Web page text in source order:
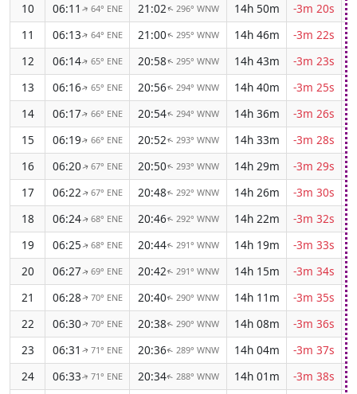
10
06:11 ↑ 64° ENE 21:02↑ 296° WNW 14h 50m
-3m 20s
11
06:13↑ 64° ENE 21:00↑ 295° WNW 14h 46m
-3m 22s
12
06:14↑ 65° ENE 20:58↑ 295° WNW 14h 43m
-3m 23s
13
06:16↑ 65° ENE 20:56↑ 294° WNW 14h 40m
-3m 25s
14
06:17↑ 66° ENE 20:54↑ 294° WNW 14h 36m
-3m 26s
15
06:19↑ 66° ENE 20:52↑ 293° WNW 14h 33m
-3m 28s
16
06:20↑ 67° ENE 20:50↑ 293° WNW 14h 29m
-3m 29s
17
06:22↑ 67° ENE 20:48↑ 292° WNW 14h 26m
-3m 30s
18
06:24↑ 68° ENE 20:46↑ 292° WNW 14h 22m
-3m 32s
19
06:25↑ 68° ENE 20:44↑ 291° WNW 14h 19m
-3m 33s
20
06:27↑ 69° ENE 20:42↑ 291° WNW 14h 15m
-3m 34s
21
06:28↑ 70° ENE 20:40↑ 290° WNW 14h 11m
-3m 35s
22
06:30↑ 70° ENE 20:38↑ 290° WNW 14h 08m
-3m 36s
23
06:31 ↑ 71° ENE 20:36↑ 289° WNW 14h 04m
-3m 37s
24
06:33↑ 71° ENE 20:34↑ 288° WNW 14h 01m
-3m 38s